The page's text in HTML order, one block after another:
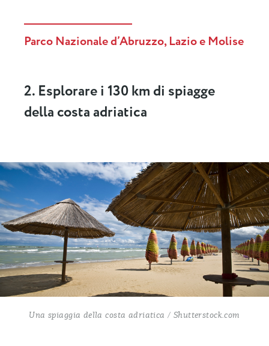
Parco Nazionale d’Abruzzo, Lazio e Molise
2. Esplorare i 130 km di spiagge
della costa adriatica
Una spiaggia della costa adriatica / Shutterstock.com